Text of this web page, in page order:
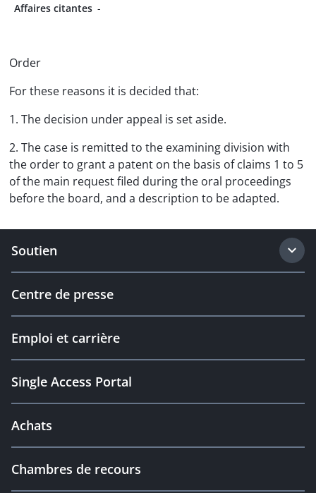
Affaires citantes -
Order
For these reasons it is decided that:
1. The decision under appeal is set aside.
2. The case is remitted to the examining division with
the order to grant a patent on the basis of claims 1 to 5
of the main request filed during the oral proceedings
before the board, and a description to be adapted.
Soutien
Centre de presse
Emploi et carrière
Single Access Portal
Achats
Chambres de recours